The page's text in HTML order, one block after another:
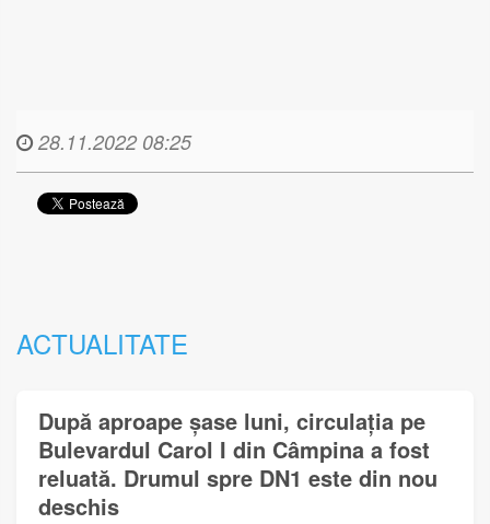
28.11.2022 08:25
ACTUALITATE
După aproape șase luni, circulația pe
Bulevardul Carol I din Câmpina a fost
reluată. Drumul spre DN1 este din nou
deschis